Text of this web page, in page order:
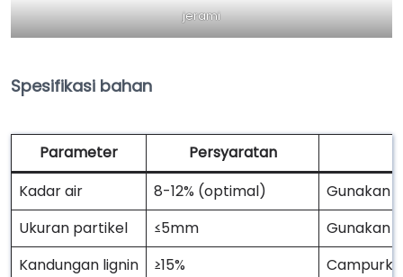
jerami
Spesifikasi bahan
Parameter
Persyaratan
Kadar air
8-12% (optimal)
Gunakan
Ukuran partikel
≤5mm
Gunakan
Kandungan lignin
≥15%